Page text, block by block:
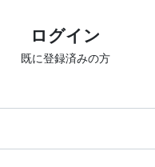
ログイン
既に登録済みの方